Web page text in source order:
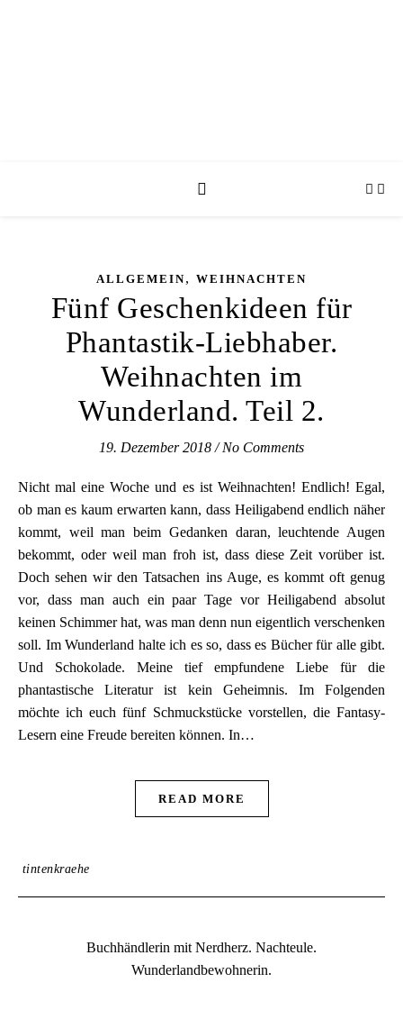
ALLGEMEIN, WEIHNACHTEN
Fünf Geschenkideen für
Phantastik-Liebhaber.
Weihnachten im
Wunderland. Teil 2.
19. Dezember 2018 / No Comments
Nicht mal eine Woche und es ist Weihnachten! Endlich! Egal,
ob man es kaum erwarten kann, dass Heiligabend endlich näher
kommt, weil man beim Gedanken daran, leuchtende Augen
bekommt, oder weil man froh ist, dass diese Zeit vorüber ist.
Doch sehen wir den Tatsachen ins Auge, es kommt oft genug
vor, dass man auch ein paar Tage vor Heiligabend absolut
keinen Schimmer hat, was man denn nun eigentlich verschenken
soll. Im Wunderland halte ich es so, dass es Bücher für alle gibt.
Und Schokolade. Meine tief empfundene Liebe für die
phantastische Literatur ist kein Geheimnis. Im Folgenden
möchte ich euch fünf Schmuckstücke vorstellen, die Fantasy-
Lesern eine Freude bereiten können. In…
READ MORE
tintenkraehe
Buchhändlerin mit Nerdherz. Nachteule.
Wunderlandbewohnerin.